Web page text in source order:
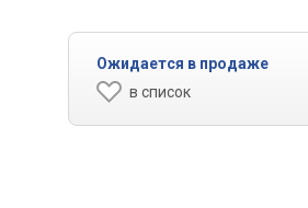
Ожидается в продаже
в список